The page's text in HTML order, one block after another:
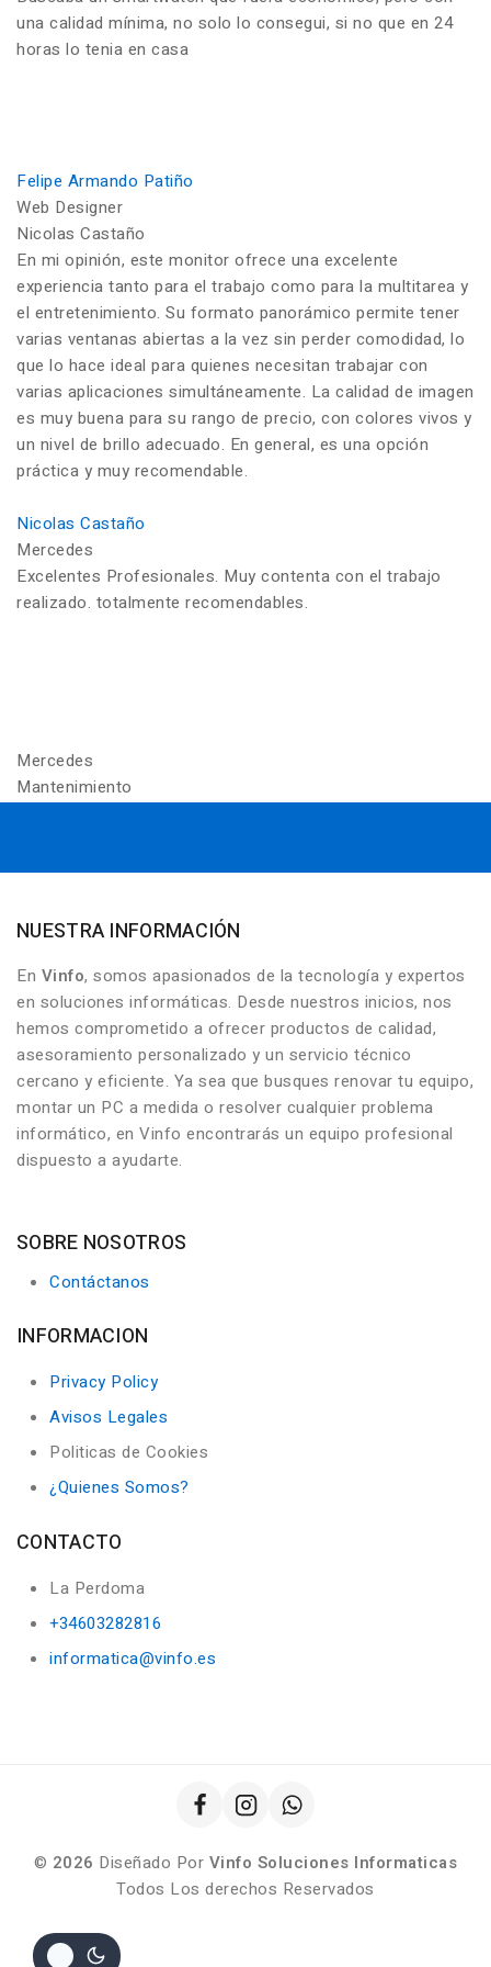
una calidad mínima, no solo lo consegui, si no que en 24
horas lo tenia en casa
Felipe Armando Patiño
Web Designer
Nicolas Castaño
En mi opinión, este monitor ofrece una excelente
experiencia tanto para el trabajo como para la multitarea y
el entretenimiento. Su formato panorámico permite tener
varias ventanas abiertas a la vez sin perder comodidad, lo
que lo hace ideal para quienes necesitan trabajar con
varias aplicaciones simultáneamente. La calidad de imagen
es muy buena para su rango de precio, con colores vivos y
un nivel de brillo adecuado. En general, es una opción
práctica y muy recomendable.
Nicolas Castaño
Mercedes
Excelentes Profesionales. Muy contenta con el trabajo
realizado. totalmente recomendables.
Mercedes
Mantenimiento
NUESTRA INFORMACIÓN
En Vinfo, somos apasionados de la tecnología y expertos
en soluciones informáticas. Desde nuestros inicios, nos
hemos comprometido a ofrecer productos de calidad,
asesoramiento personalizado y un servicio técnico
cercano y eficiente. Ya sea que busques renovar tu equipo,
montar un PC a medida o resolver cualquier problema
informático, en Vinfo encontrarás un equipo profesional
dispuesto a ayudarte.
SOBRE NOSOTROS
Contáctanos
INFORMACION
Privacy Policy
Avisos Legales
Politicas de Cookies
¿Quienes Somos?
CONTACTO
La Perdoma
+34603282816
informatica@vinfo.es
© 2026 Diseñado Por Vinfo Soluciones Informaticas
Todos Los derechos Reservados